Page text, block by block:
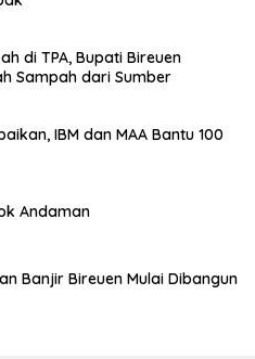
di TPA, Bupati Bireuen
Sampah dari Sumber
IBM dan MAA Bantu 100
Andaman
Banjir Bireuen Mulai Dibangun